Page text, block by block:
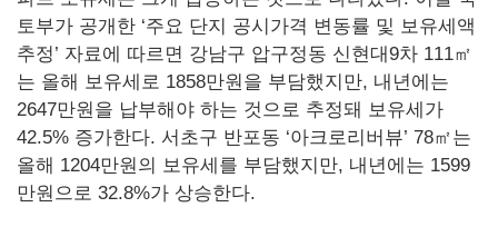
토부가 공개한 ‘주요 단지 공시가격 변동률 및 보유세액
추정’ 자료에 따르면 강남구 압구정동 신현대9차 111㎡
는 올해 보유세로 1858만원을 부담했지만, 내년에는
2647만원을 납부해야 하는 것으로 추정돼 보유세가
42.5% 증가한다. 서초구 반포동 ‘아크로리버뷰’ 78㎡는
올해 1204만원의 보유세를 부담했지만, 내년에는 1599
만원으로 32.8%가 상승한다.